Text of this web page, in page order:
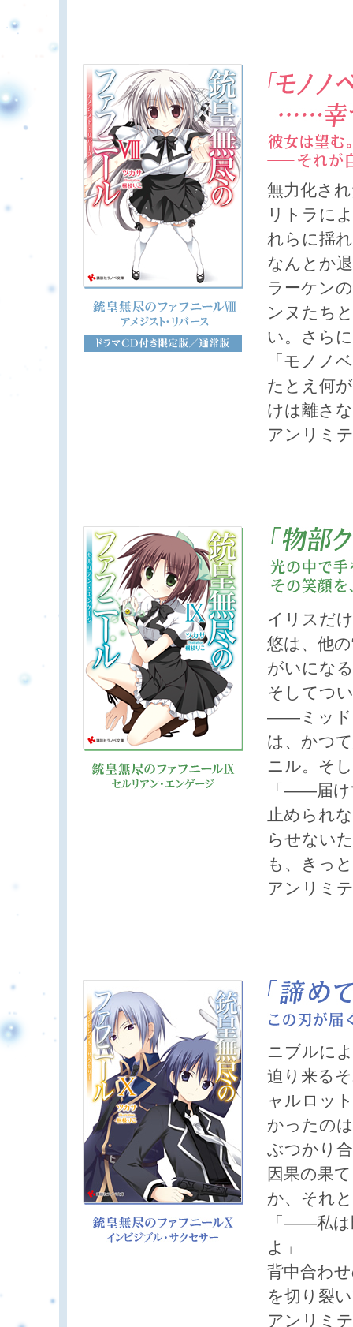
無力化さ
リトラに
れらに揺
なんとか
ラーケン
ンヌたち
い。さら
「モノノ
たとえ何
けは離さ
アンリミ
イリスだ
悠は、他
がいにな
そしてつ
――ミッド
は、かつ
ニル。そ
「――届け
止められ
らせない
も、きっ
アンリミ
ニブルに
迫り来る
ャルロッ
かったの
ぶつかり
因果の果
か、それ
「――私は
よ」
背中合わ
を切り裂
アンリミ